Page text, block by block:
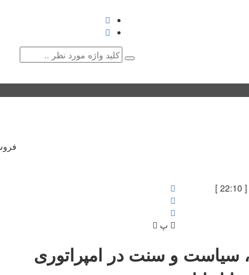
پ
سیاست و سنت در امپراتوری